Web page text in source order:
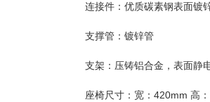
连接件：优质碳素钢表面镀
支撑管：镀锌管
支架：压铸铝合金，表面静
座椅尺寸：宽：420mm 高